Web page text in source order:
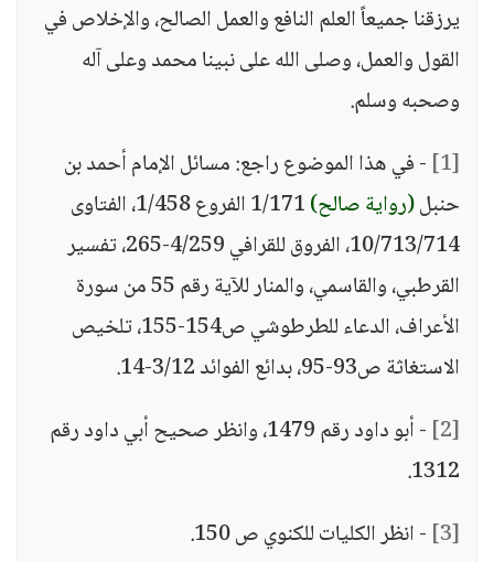
يرزقنا جميعاً العلم النافع والعمل الصالح، والإخلاص في
القول والعمل، وصلى الله على نبينا محمد وعلى آله
وصحبه وسلم.
[1]
- في هذا الموضوع راجع: مسائل الإمام أحمد بن
حنبل(رواية صالح)
1/171 الفروع 1/458، الفتاوى
10/713/714، الفروق للقرافي 4/259-265، تفسير
القرطبي، والقاسمي، والمنار للآية رقم 55 من سورة
الأعراف، الدعاء للطرطوشي ص154-155، تلخيص
الاستغاثة ص93-95، بدائع الفوائد 3/12-14.
[2]
- أبو داود رقم 1479، وانظر صحيح أبي داود رقم
1312.
[3]
- انظر الكليات للكنوي ص 150.